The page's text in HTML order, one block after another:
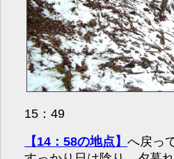
15：49
【14：58の地点】へ戻っ